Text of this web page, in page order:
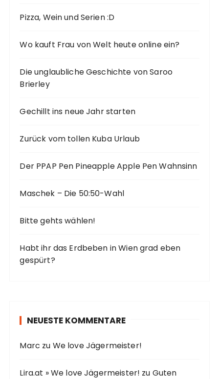
Pizza, Wein und Serien :D
Wo kauft Frau von Welt heute online ein?
Die unglaubliche Geschichte von Saroo
Brierley
Gechillt ins neue Jahr starten
Zurück vom tollen Kuba Urlaub
Der PPAP Pen Pineapple Apple Pen Wahnsinn
Maschek – Die 50:50-Wahl
Bitte gehts wählen!
Habt ihr das Erdbeben in Wien grad eben
gespürt?
NEUESTE KOMMENTARE
Marc zu We love Jägermeister!
Lira.at » We love Jägermeister! zu Guten